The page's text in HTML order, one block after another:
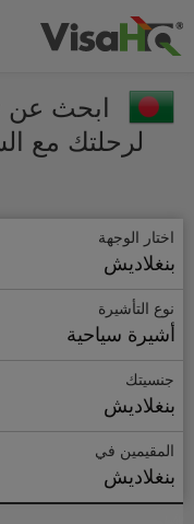
ابحث عن
لرحلتك مع
اختار الوجهة
بنغلاديش
نوع التأشيرة
أشيرة سياحية
جنسيتك
بنغلاديش
المقيمين في
بنغلاديش